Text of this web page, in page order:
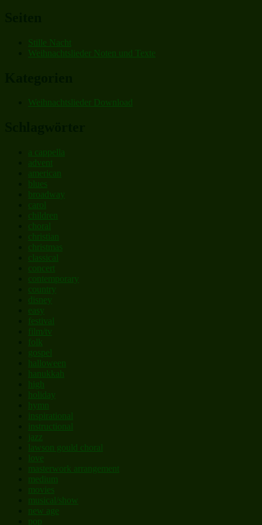
Stille Nacht
Weihnachtslieder Noten und Texte
Weihnachtslieder Download
a cappella
advent
american
blues
broadway
carol
children
choral
christian
christmas
classical
concert
contemporary
country
disney
easy
festival
film/tv
folk
gospel
halloween
hanukkah
high
holiday
hymn
inspirational
instructional
jazz
lawson gould choral
love
masterwork arrangement
medium
movies
musical/show
new age
pop